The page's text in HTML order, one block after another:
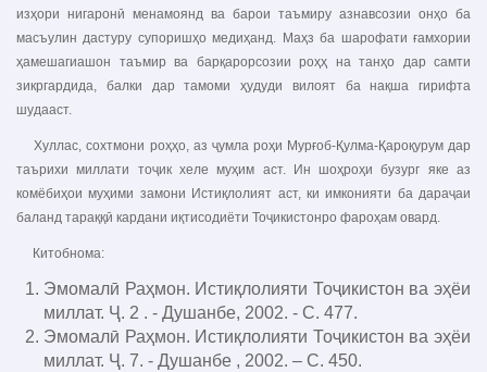
изҳори нигаронӣ менамоянд ва барои таъмиру азнавсозии онҳо ба
масъулин дастуру супоришҳо медиҳанд. Маҳз ба шарофати ғамхории
ҳамешагиашон таъмир ва барқарорсозии роҳҳ на танҳо дар самти
зикргардида, балки дар тамоми ҳудуди вилоят ба нақша гирифта
шудааст.
Хуллас, сохтмони роҳҳо, аз ҷумла роҳи Мурғоб-Қулма-Қароқурум дар
таърихи миллати тоҷик хеле муҳим аст. Ин шоҳроҳи бузург яке аз
комёбиҳои муҳими замони Истиқлолият аст, ки имконияти ба дараҷаи
баланд тараққӣ кардани иқтисодиёти Тоҷикистонро фароҳам овард.
Китобнома:
Эмомалӣ Раҳмон. Истиқлолияти Тоҷикистон ва эҳёи
миллат. Ҷ. 2 . - Душанбе, 2002. - С. 477.
Эмомалӣ Раҳмон. Истиқлолияти Тоҷикистон ва эҳёи
миллат. Ҷ. 7. - Душанбе , 2002. – С. 450.